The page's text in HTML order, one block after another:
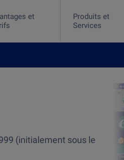
et
Produits et
Services
(initialement sous le